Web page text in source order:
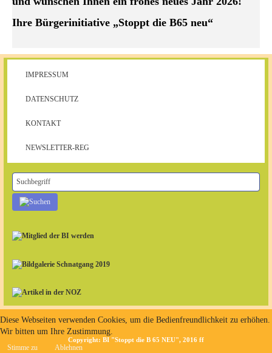
Ihre Bürgerinitiative „Stoppt die B65 neu“
IMPRESSUM
DATENSCHUTZ
KONTAKT
NEWSLETTER-REG
Copyright: BI "Stoppt die B 65 NEU", 2016 ff
Diese Webseiten verwenden Cookies, um die Bedienfreundlichkeit zu erhöhen.
Wir bitten um Ihre Zustimmung.
Stimme zu Ablehnen